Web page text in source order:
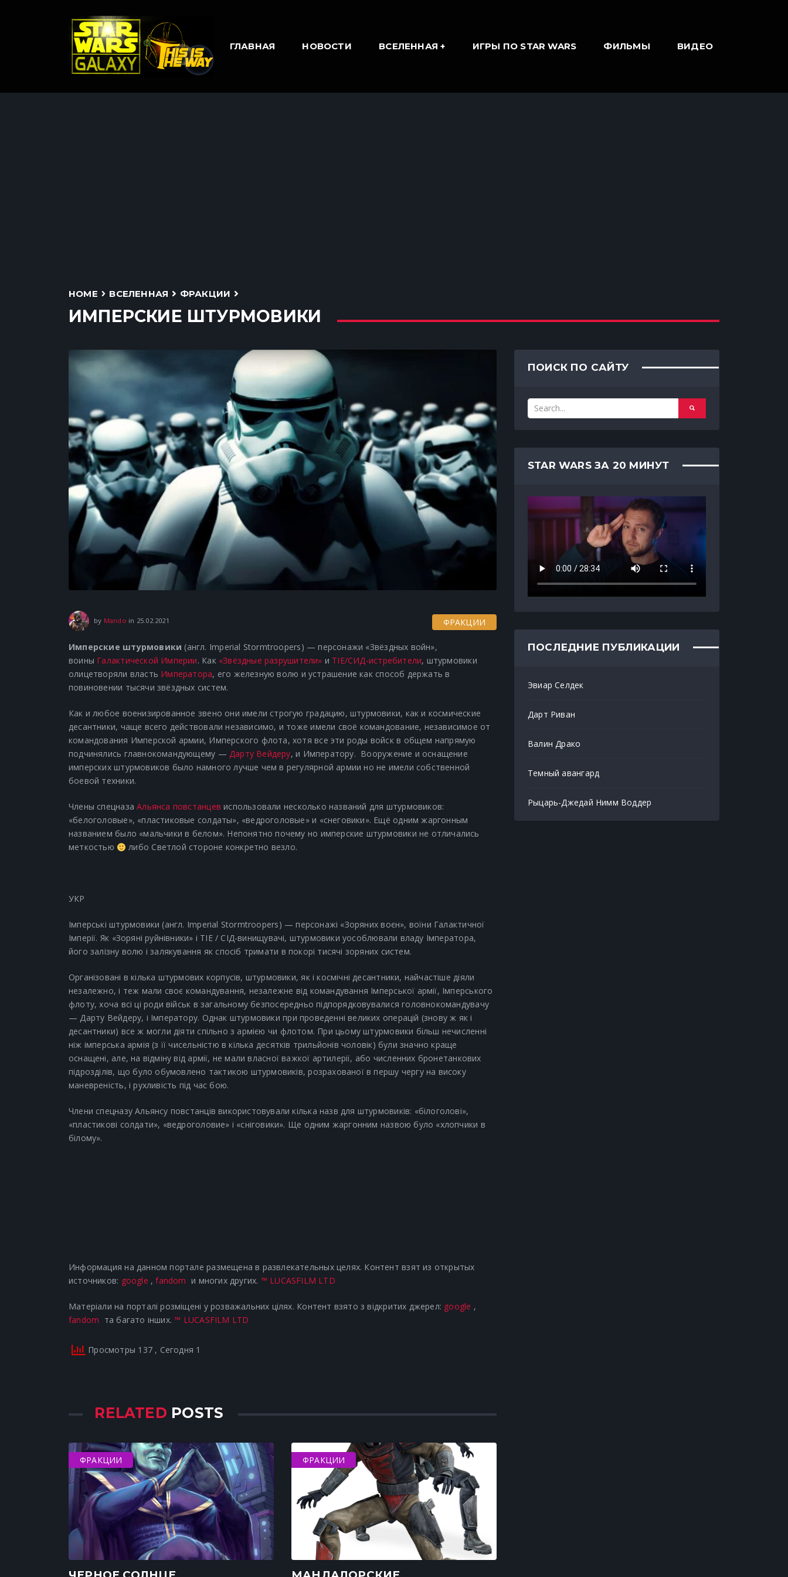
ГЛАВНАЯ НОВОСТИ ВСЕЛЕННАЯ ИГРЫ ПО STAR WARS ФИЛЬМЫ ВИДЕО
HOME ВСЕЛЕННАЯ ФРАКЦИИ
ИМПЕРСКИЕ ШТУРМОВИКИ
by Mando in 25.02.2021 ФРАКЦИИ
Имперские штурмовики (англ. Imperial Stormtroopers) — персонажи «Звёздных войн»,
воины Галактической Империи. Как «Звёздные разрушители» и TIE/СИД-истребители, штурмовики
олицетворяли власть Императора, его железную волю и устрашение как способ держать в
повиновении тысячи звёздных систем.
Как и любое военизированное звено они имели строгую градацию, штурмовики, как и космические
десантники, чаще всего действовали независимо, и тоже имели своё командование, независимое от
командования Имперской армии, Имперского флота, хотя все эти роды войск в общем напрямую
подчинялись главнокомандующему — Дарту Вейдеру, и Императору. Вооружение и оснащение
имперских штурмовиков было намного лучше чем в регулярной армии но не имели собственной
боевой техники.
Члены спецназаАльянса повстанцев использовали несколько названий для штурмовиков:
«белоголовые», «пластиковые солдаты», «ведроголовые» и «снеговики». Ещё одним жаргонным
названием было «мальчики в белом». Непонятно почему но имперские штурмовики не отличались
меткостью
либо Светлой стороне конкретно везло.
УКР
Імперські штурмовики (англ. Imperial Stormtroopers) — персонажі «Зоряних воєн», воїни Галактичної
Імперії. Як «Зоряні руйнівники» і TIE / СІД-винищувачі, штурмовики уособлювали владу Імператора,
його залізну волю і залякування як спосіб тримати в покорі тисячі зоряних систем.
Організовані в кілька штурмових корпусів, штурмовики, як і космічні десантники, найчастіше діяли
незалежно, і теж мали своє командування, незалежне від командування Імперської армії, Імперського
флоту, хоча всі ці роди військ в загальному безпосередньо підпорядковувалися головнокомандувачу
— Дарту Вейдеру, і Імператору. Однак штурмовики при проведенні великих операцій (знову ж як і
десантники) все ж могли діяти спільно з армією чи флотом. При цьому штурмовики більш нечисленні
ніж імперська армія (з її чисельністю в кілька десятків трильйонів чоловік) були значно краще
оснащені, але, на відміну від армії, не мали власної важкої артилерії, або численних бронетанкових
підрозділів, що було обумовлено тактикою штурмовиків, розрахованої в першу чергу на високу
маневреність, і рухливість під час бою.
Члени спецназу Альянсу повстанців використовували кілька назв для штурмовиків: «білоголові»,
«пластикові солдати», «ведроголовие» і «сніговики». Ще одним жаргонним назвою було «хлопчики в
білому».
Информация на данном портале размещена в развлекательных целях. Контент взят из открытых
источников: google ,fandom и многих других. ™ LUCASFILM LTD
Матеріали на порталі розміщені у розважальних цілях. Контент взято з відкритих джерел: google ,
fandom та багато інших.™ LUCASFILM LTD
Просмотры 137 , Сегодня 1
RELATED POSTS
ФРАКЦИИ ФРАКЦИИ
ПОИСК ПО САЙТУ
STAR WARS ЗА 20 МИНУТ
ПОСЛЕДНИЕ ПУБЛИКАЦИИ
Эвиар Селдек
Дарт Риван
Валин Драко
Темный авангард
Рыцарь-Джедай Нимм Воддер